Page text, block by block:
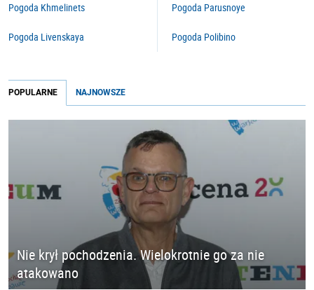
Pogoda Khmelinets
Pogoda Livenskaya
Pogoda Parusnoye
Pogoda Polibino
POPULARNE NAJNOWSZE
Nie krył pochodzenia. Wielokrotnie go za nie
atakowano